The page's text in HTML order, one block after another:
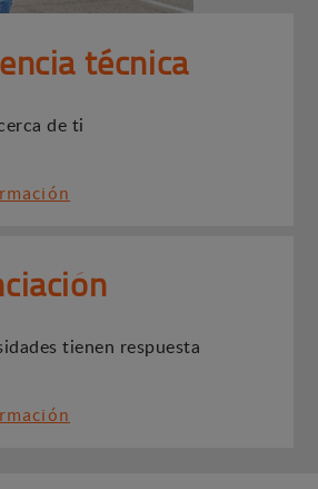
técnica
de ti
tienen respuesta